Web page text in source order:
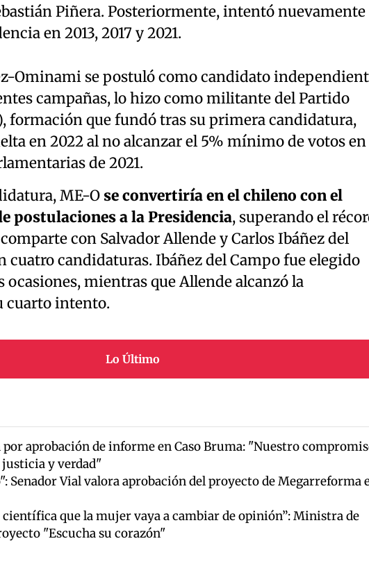
Piñera. Posteriormente, intentó nuevamente
en 2013, 2017 y 2021.
Ominami se postuló como candidato
campañas, lo hizo como militante del Partido
formación que fundó tras su primera candidatura,
en 2022 al no alcanzar el 5% mínimo de votos en
de 2021.
ME-Ose convertiría en el chileno con el
postulaciones a la Presidencia, superando el
con Salvador Allende y Carlos Ibáñez del
cuatro candidaturas. Ibáñez del Campo fue elegido
ocasiones, mientras que Allende alcanzó la
cuarto intento.
Lo Último
aprobación de informe en Caso Bruma: "Nuestro
justicia y verdad"
Senador Vial valora aprobación del proyecto de Megarreforma
científica que la mujer vaya a cambiar de opinión”: Ministra de
"Escucha su corazón"